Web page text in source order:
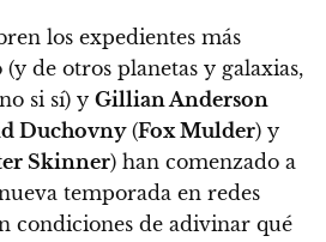
los expedientes más
de otros planetas y galaxias,
si sí) y Gillian Anderson
Duchovny(Fox Mulder) y
Skinner) han comenzado a
temporada en redes
condiciones de adivinar qué